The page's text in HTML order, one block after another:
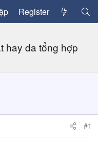
Register
hay da tổng hợp
#1